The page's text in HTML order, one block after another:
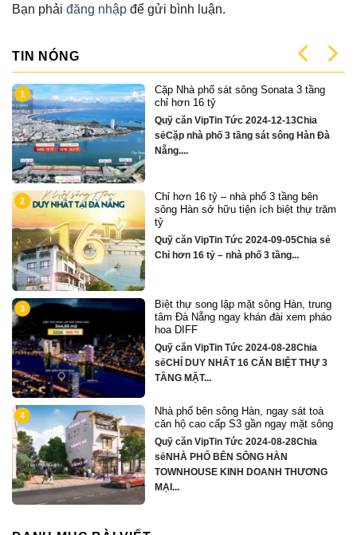
Bạn phải đăng nhập để gửi bình luận.
TIN NÓNG
1
Cặp Nhà phố sát sông Sonata 3 tầng
chỉ hơn 16 tỷ
Quỹ căn VipTin Tức 2024-12-13Chia
sẻCặp nhà phố 3 tầng sát sông Hàn Đà
Nẵng....
2
Chỉ hơn 16 tỷ – nhà phố 3 tầng bên
sông Hàn sở hữu tiện ích biệt thự trăm
tỷ
Quỹ căn VipTin Tức 2024-09-05Chia sẻ
Chỉ hơn 16 tỷ – nhà phố 3 tầng...
3
Biệt thự song lập mặt sông Hàn, trung
tâm Đà Nẵng ngay khán đài xem pháo
hoa DIFF
Quỹ căn VipTin Tức 2024-08-28Chia
sẻCHỈ DUY NHẤT 16 CĂN BIỆT THỰ 3
TẦNG MẶT...
4
Nhà phố bên sông Hàn, ngay sát toà
căn hộ cao cấp S3 gần ngay mặt sông
Quỹ căn VipTin Tức 2024-08-28Chia
sẻNHÀ PHỐ BÊN SÔNG HÀN
TOWNHOUSE KINH DOANH THƯƠNG
MẠI...